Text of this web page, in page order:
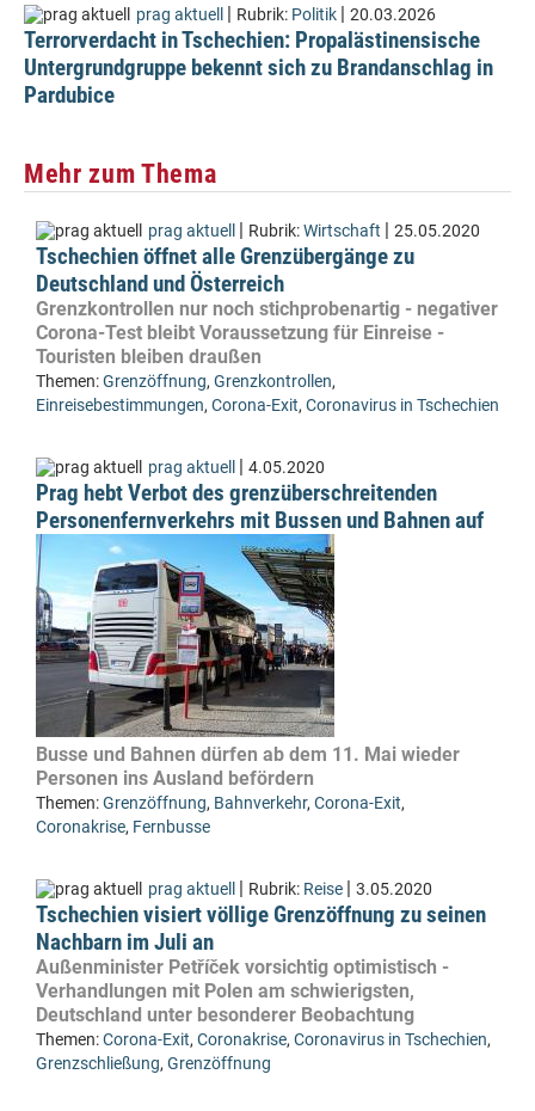
prag aktuell | Rubrik: Politik | 20.03.2026
Terrorverdacht in Tschechien: Propalästinensische
Untergrundgruppe bekennt sich zu Brandanschlag in
Pardubice
Mehr zum Thema
prag aktuell | Rubrik:Wirtschaft | 25.05.2020
Tschechien öffnet alle Grenzübergänge zu
Deutschland und Österreich
Grenzkontrollen nur noch stichprobenartig - negativer
Corona-Test bleibt Voraussetzung für Einreise -
Touristen bleiben draußen
Themen:Grenzöffnung, Grenzkontrollen,
Einreisebestimmungen, Corona-Exit, Coronavirus in Tschechien
prag aktuell | 4.05.2020
Prag hebt Verbot des grenzüberschreitenden
Personenfernverkehrs mit Bussen und Bahnen auf
Busse und Bahnen dürfen ab dem 11. Mai wieder
Personen ins Ausland befördern
Themen:Grenzöffnung, Bahnverkehr, Corona-Exit,
Coronakrise, Fernbusse
prag aktuell | Rubrik: Reise | 3.05.2020
Tschechien visiert völlige Grenzöffnung zu seinen
Nachbarn im Juli an
Außenminister Petříček vorsichtig optimistisch -
Verhandlungen mit Polen am schwierigsten,
Deutschland unter besonderer Beobachtung
Themen:Corona-Exit, Coronakrise, Coronavirus in Tschechien,
Grenzschließung, Grenzöffnung